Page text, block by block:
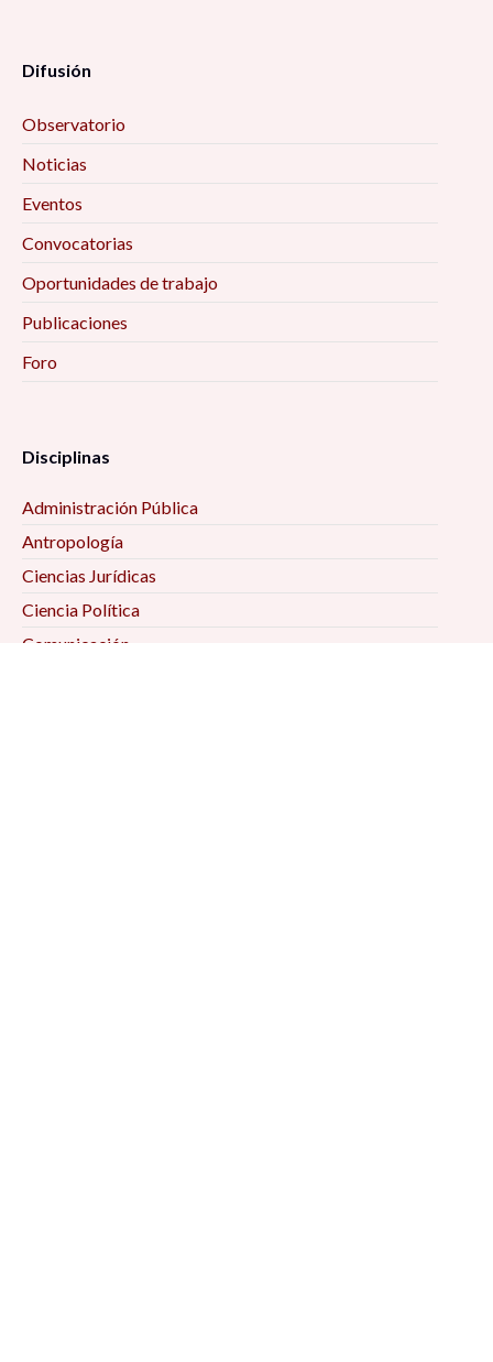
Difusión
Observatorio
Noticias
Eventos
Convocatorias
Oportunidades de trabajo
Publicaciones
Foro
Disciplinas
Administración Pública
Antropología
Ciencias Jurídicas
Ciencia Política
Comunicación